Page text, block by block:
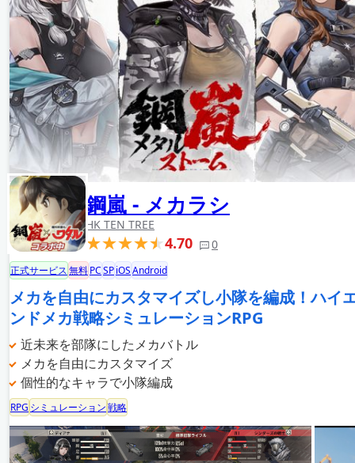
鋼嵐 - メカラシ
HK TEN TREE
4.70 0
正式サービス無料PCSPiOSAndroid
メカを自由にカスタマイズし小隊を編成！ハイ
ンドメカ戦略シミュレーションRPG
近未来を部隊にしたメカバトル
メカを自由にカスタマイズ
個性的なキャラで小隊編成
RPG シミュレーション戦略